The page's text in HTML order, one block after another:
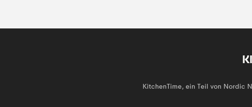
KitchenTime, ein Teil von Nordic